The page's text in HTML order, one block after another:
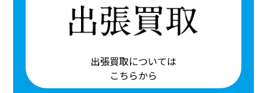
出張買取については
こちらから